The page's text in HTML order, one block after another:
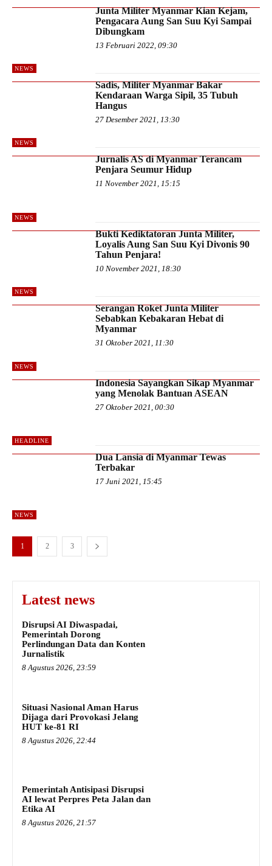
NEWS
Junta Militer Myanmar Kian Kejam,
Pengacara Aung San Suu Kyi Sampai
Dibungkam
13 Februari 2022, 09:30
NEWS
Sadis, Militer Myanmar Bakar
Kendaraan Warga Sipil, 35 Tubuh
Hangus
27 Desember 2021, 13:30
NEWS
Jurnalis AS di Myanmar Terancam
Penjara Seumur Hidup
11 November 2021, 15:15
NEWS
Bukti Kediktatoran Junta Militer,
Loyalis Aung San Suu Kyi Divonis 90
Tahun Penjara!
10 November 2021, 18:30
NEWS
Serangan Roket Junta Militer
Sebabkan Kebakaran Hebat di
Myanmar
31 Oktober 2021, 11:30
HEADLINE
Indonesia Sayangkan Sikap Myanmar
yang Menolak Bantuan ASEAN
27 Oktober 2021, 00:30
NEWS
Dua Lansia di Myanmar Tewas
Terbakar
17 Juni 2021, 15:45
1 2 3
Latest news
Disrupsi AI Diwaspadai,
Pemerintah Dorong
Perlindungan Data dan Konten
Jurnalistik
8 Agustus 2026, 23:59
Situasi Nasional Aman Harus
Dijaga dari Provokasi Jelang
HUT ke-81 RI
8 Agustus 2026, 22:44
Pemerintah Antisipasi Disrupsi
AI lewat Perpres Peta Jalan dan
Etika AI
8 Agustus 2026, 21:57